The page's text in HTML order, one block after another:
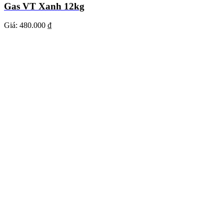
Gas VT Xanh 12kg
Giá: 480.000 ₫